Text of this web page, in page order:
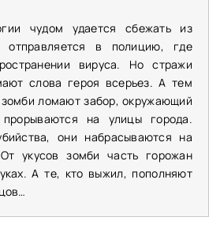
чудом удается сбежать из
в полицию, где
вируса. Но стражи
слова героя всерьез. А тем
ломают забор, окружающий
на улицы города.
они набрасываются на
укусов зомби часть горожан
А те, кто выжил, пополняют